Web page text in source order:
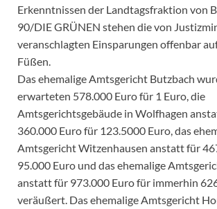
Erkenntnissen der Landtagsfraktion von
90/DIE GRÜNEN stehen die von
veranschlagten Einsparungen offenbar
Füßen.
Das ehemalige Amtsgericht Butzbach
erwarteten 578.000 Euro für 1 Euro, die
Amtsgerichtsgebäude in Wolfhagen
360.000 Euro für 123.5000 Euro, das
Amtsgericht Witzenhausen anstatt für
95.000 Euro und das ehemalige
anstatt für 973.000 Euro für immerhin
veräußert. Das ehemalige Amtsgericht